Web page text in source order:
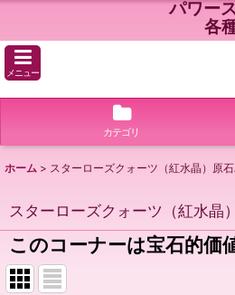
パワー
各
メニュー
カテゴリ
ホーム > スターローズクォーツ（紅水晶）原
スターローズクォーツ（紅水晶
このコーナーは宝石的価